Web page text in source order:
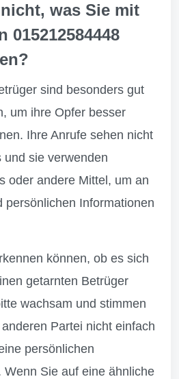
was Sie mit
015212584448
sind besonders gut
um ihre Opfer besser
Ihre Anrufe sehen nicht
sie verwenden
oder andere Mittel, um an
persönlichen Informationen
können, ob es sich
getarnten Betrüger
wachsam und stimmen
Partei nicht einfach
persönlichen
Wenn Sie auf eine ähnliche